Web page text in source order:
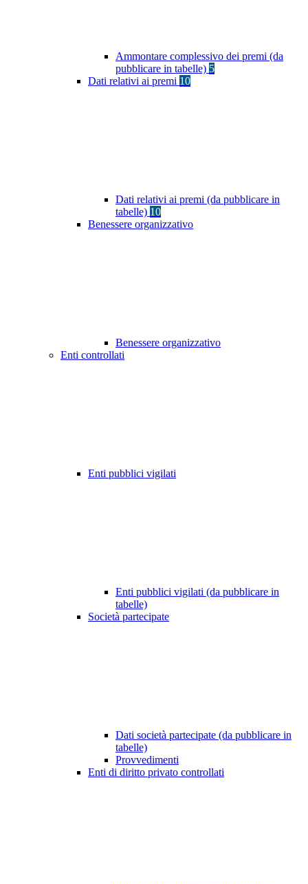
Ammontare complessivo dei premi (da
pubblicare in tabelle) 5
Dati relativi ai premi 10
Dati relativi ai premi (da pubblicare in
tabelle) 10
Benessere organizzativo
Benessere organizzativo
Enti controllati
Enti pubblici vigilati
Enti pubblici vigilati (da pubblicare in
tabelle)
Società partecipate
Dati società partecipate (da pubblicare in
tabelle)
Provvedimenti
Enti di diritto privato controllati